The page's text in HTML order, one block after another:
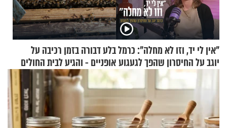
"אין לי יד, וזו לא מחלה": כרמל
יוגב על החיסרון שהפך לגעגוע
בלע דבורה בזמן רכיבה על
אופניים - והגיע לבית החולים
במצב מסכן חיים